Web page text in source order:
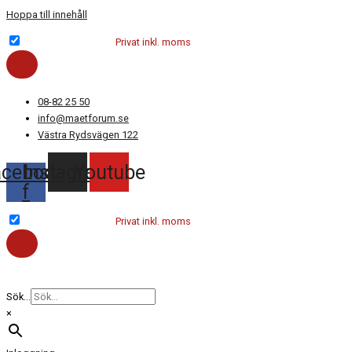
Hoppa till innehåll
Privat inkl. moms
08-82 25 50
info@maetforum.se
Västra Rydsvägen 122
f
InstagramYoutube
Privat inkl. moms
Sök...
×